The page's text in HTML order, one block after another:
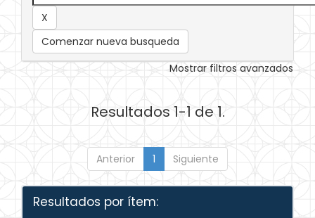
Comenzar nueva busqueda
Mostrar filtros avanzados
Resultados 1-1 de 1.
Anterior 1 Siguiente
Resultados por ítem: